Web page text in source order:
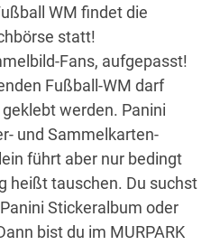
WM findet die
statt!
Fans, aufgepasst!
Fußball-WM darf
werden. Panini
und Sammelkarten-
führt aber nur bedingt
heißt tauschen. Du suchst
Stickeralbum oder
bist du im MURPARK